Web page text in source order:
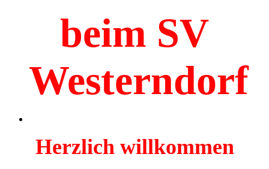
beim SV
Westerndorf
Herzlich willkommen